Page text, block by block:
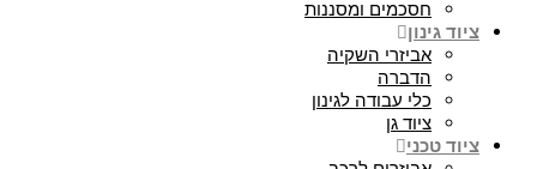
חסכמים ומסננות
ציוד גינון
אביזרי השקיה
הדברה
כלי עבודה לגינון
ציוד גן
ציוד טכני